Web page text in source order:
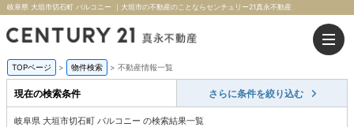
岐阜県 大垣市切石町 バルコニー ｜大垣市の不動産のことならセンチュリー21真永不動産
TOPページ > 物件検索 > 不動産情報一覧
現在の検索条件 さらに条件を絞り込む
岐阜県 大垣市切石町 バルコニー の検索結果一覧